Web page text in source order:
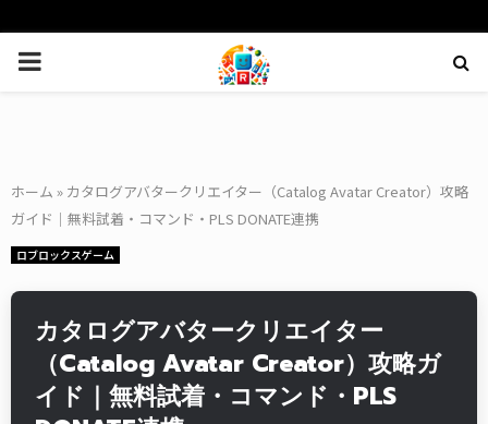
PRIMARY
ホーム » カタログアバタークリエイター（Catalog Avatar Creator）攻略
ガイド｜無料試着・コマンド・PLS DONATE連携
ロブロックスゲーム
カタログアバタークリエイター
（Catalog Avatar Creator）攻略ガ
イド｜無料試着・コマンド・PLS